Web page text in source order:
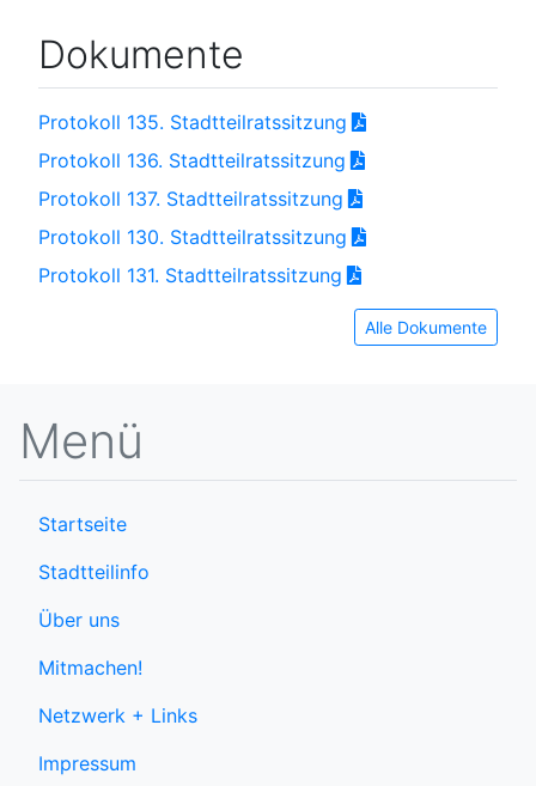
Dokumente
Protokoll 135. Stadtteilratssitzung
Protokoll 136. Stadtteilratssitzung
Protokoll 137. Stadtteilratssitzung
Protokoll 130. Stadtteilratssitzung
Protokoll 131. Stadtteilratssitzung
Alle Dokumente
Menü
Startseite
Stadtteilinfo
Über uns
Mitmachen!
Netzwerk + Links
Impressum